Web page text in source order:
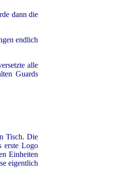
dann die
endlich
alle
Guards
Tisch. Die
erste Logo
Einheiten
eigentlich